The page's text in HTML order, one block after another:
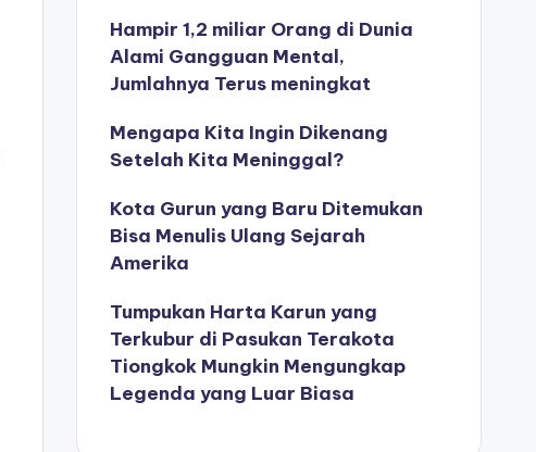
Hampir 1,2 miliar Orang di Dunia
Alami Gangguan Mental,
Jumlahnya Terus meningkat
Mengapa Kita Ingin Dikenang
Setelah Kita Meninggal?
Kota Gurun yang Baru Ditemukan
Bisa Menulis Ulang Sejarah
Amerika
Tumpukan Harta Karun yang
Terkubur di Pasukan Terakota
Tiongkok Mungkin Mengungkap
Legenda yang Luar Biasa